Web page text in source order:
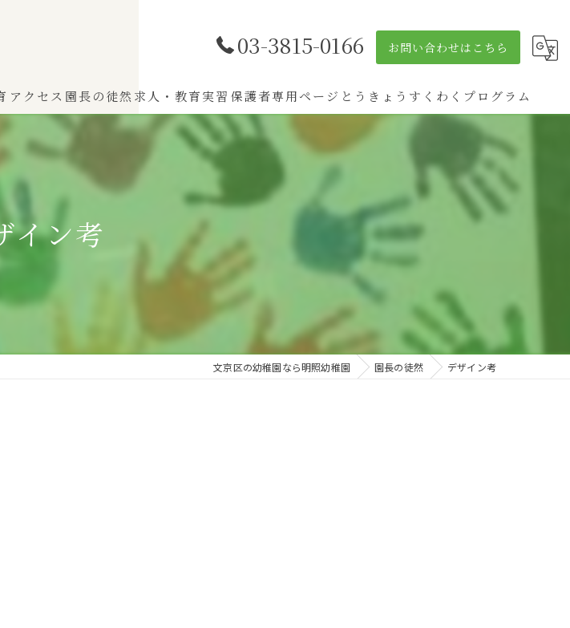
03-3815-0166 お問い合わせはこちら
アクセス 園長の徒然 求人・教育実習 保護者専用ページ とうきょうすくわくプログラム
イン考
文京区の幼稚園なら明照幼稚園 園長の徒然 デザイン考